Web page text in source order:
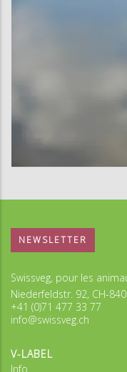
NEWSLETTER
Swissveg, pour les
Niederfeldstr. 92, CH-
+41 (0)71 477 33 77
info@swissveg.ch
V-LABEL
Info